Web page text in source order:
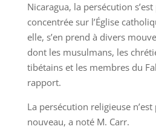
Nicaragua, la persécution
concentrée sur l’Église
elle, s’en prend à divers
dont les musulmans, les
tibétains et les membres du
rapport.
La persécution religieuse
nouveau, a noté M. Carr.